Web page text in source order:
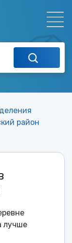
район
лучше